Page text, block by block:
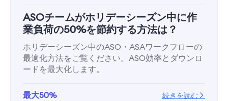
ASOチームがホリデーシーズン中に作
業負荷の50%を節約する方法は？
ホリデーシーズン中のASO・ASAワークフローの
最適化方法をご覧ください。ASO効率とダウンロ
ードを最大化します。
最大50% 続きを読む